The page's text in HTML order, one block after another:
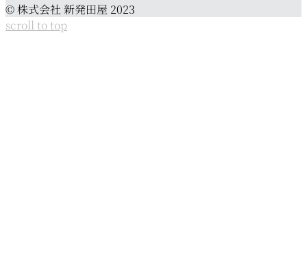
© 株式会社 新発田屋 2023
scroll to top